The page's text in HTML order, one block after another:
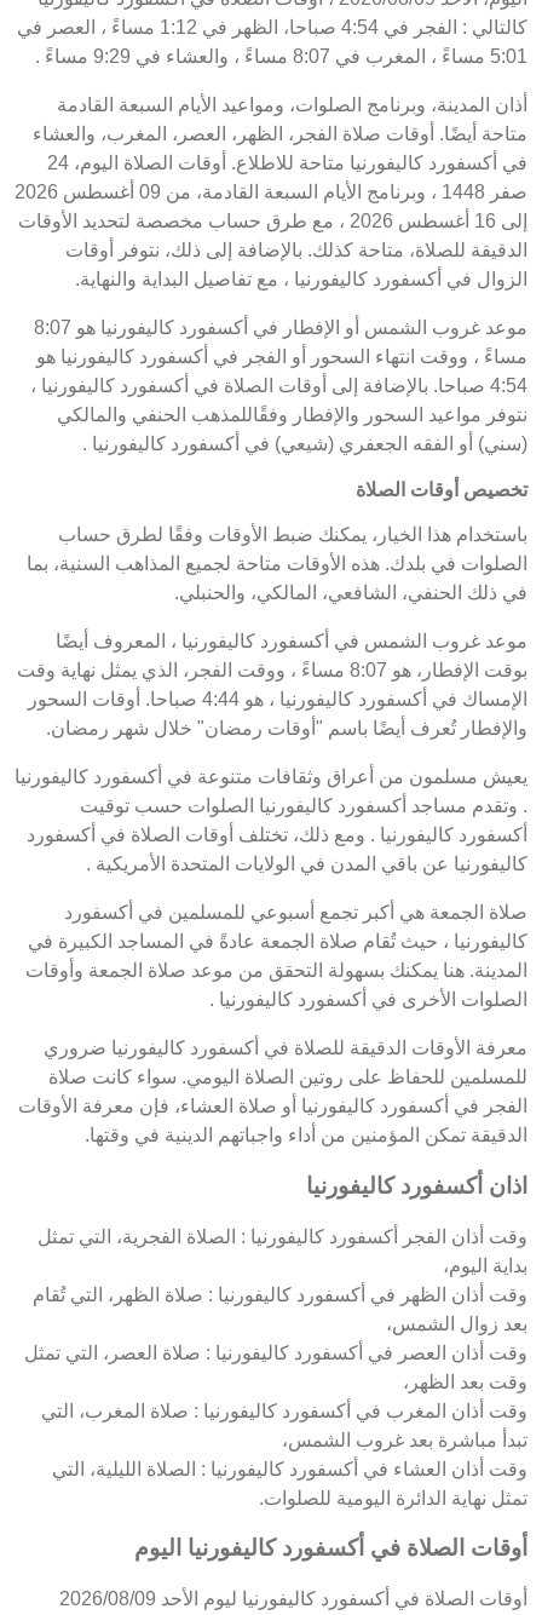
كالتالي : الفجر في 4:54 صباحا، الظهر في 1:12 مساءً ، العصر في
5:01 مساءً ، المغرب في 8:07 مساءً ، والعشاء في 9:29 مساءً .
أذان المدينة، وبرنامج الصلوات، ومواعيد الأيام السبعة القادمة
متاحة أيضًا. أوقات صلاة الفجر، الظهر، العصر، المغرب، والعشاء
في أكسفورد كاليفورنيا متاحة للاطلاع. أوقات الصلاة اليوم، 24
صفر 1448 ، وبرنامج الأيام السبعة القادمة، من 09 أغسطس 2026
إلى 16 أغسطس 2026 ، مع طرق حساب مخصصة لتحديد الأوقات
الدقيقة للصلاة، متاحة كذلك. بالإضافة إلى ذلك، نتوفر أوقات
الزوال في أكسفورد كاليفورنيا ، مع تفاصيل البداية والنهاية.
موعد غروب الشمس أو الإفطار في أكسفورد كاليفورنيا هو 8:07
مساءً ، ووقت انتهاء السحور أو الفجر في أكسفورد كاليفورنيا هو
4:54 صباحا. بالإضافة إلى أوقات الصلاة في أكسفورد كاليفورنيا ،
نتوفر مواعيد السحور والإفطار وفقًاللمذهب الحنفي والمالكي
(سني) أو الفقه الجعفري (شيعي) في أكسفورد كاليفورنيا .
تخصيص أوقات الصلاة
باستخدام هذا الخيار، يمكنك ضبط الأوقات وفقًا لطرق حساب
الصلوات في بلدك. هذه الأوقات متاحة لجميع المذاهب السنية، بما
في ذلك الحنفي، الشافعي، المالكي، والحنبلي.
موعد غروب الشمس في أكسفورد كاليفورنيا ، المعروف أيضًا
بوقت الإفطار، هو 8:07 مساءً ، ووقت الفجر، الذي يمثل نهاية وقت
الإمساك في أكسفورد كاليفورنيا ، هو 4:44 صباحا. أوقات السحور
والإفطار تُعرف أيضًا باسم "أوقات رمضان" خلال شهر رمضان.
يعيش مسلمون من أعراق وثقافات متنوعة في أكسفورد كاليفورنيا
. وتقدم مساجد أكسفورد كاليفورنيا الصلوات حسب توقيت
أكسفورد كاليفورنيا . ومع ذلك، تختلف أوقات الصلاة في أكسفورد
كاليفورنيا عن باقي المدن في الولايات المتحدة الأمريكية .
صلاة الجمعة هي أكبر تجمع أسبوعي للمسلمين في أكسفورد
كاليفورنيا ، حيث تُقام صلاة الجمعة عادةً في المساجد الكبيرة في
المدينة. هنا يمكنك بسهولة التحقق من موعد صلاة الجمعة وأوقات
الصلوات الأخرى في أكسفورد كاليفورنيا .
معرفة الأوقات الدقيقة للصلاة في أكسفورد كاليفورنيا ضروري
للمسلمين للحفاظ على روتين الصلاة اليومي. سواء كانت صلاة
الفجر في أكسفورد كاليفورنيا أو صلاة العشاء، فإن معرفة الأوقات
الدقيقة تمكن المؤمنين من أداء واجباتهم الدينية في وقتها.
اذان أكسفورد كاليفورنيا
وقت أذان الفجر أكسفورد كاليفورنيا : الصلاة الفجرية، التي تمثل
بداية اليوم،
وقت أذان الظهر في أكسفورد كاليفورنيا : صلاة الظهر، التي تُقام
بعد زوال الشمس،
وقت أذان العصر في أكسفورد كاليفورنيا : صلاة العصر، التي تمثل
وقت بعد الظهر،
وقت أذان المغرب في أكسفورد كاليفورنيا : صلاة المغرب، التي
تبدأ مباشرة بعد غروب الشمس،
وقت أذان العشاء في أكسفورد كاليفورنيا : الصلاة الليلية، التي
تمثل نهاية الدائرة اليومية للصلوات.
أوقات الصلاة في أكسفورد كاليفورنيا اليوم
أوقات الصلاة في أكسفورد كاليفورنيا ليوم الأحد 2026/08/09